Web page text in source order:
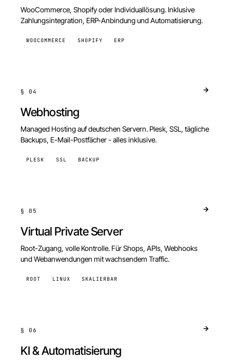
WooCommerce, Shopify oder Individuallösung. Inklusive
Zahlungsintegration, ERP-Anbindung und Automatisierung.
WOOCOMMERCE SHOPIFY ERP
§04
Webhosting
Managed Hosting auf deutschen Servern. Plesk, SSL, tägliche
Backups, E-Mail-Postfächer - alles inklusive.
PLESK SSL BACKUP
§05
Virtual Private Server
Root-Zugang, volle Kontrolle. Für Shops, APIs, Webhooks
und Webanwendungen mit wachsendem Traffic.
ROOT LINUX SKALIERBAR
§06
KI & Automatisierung